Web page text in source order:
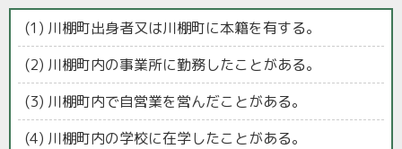
(1) 川棚町出身者又は川棚町に本籍を有する。
(2) 川棚町内の事業所に勤務したことがある。
(3) 川棚町内で自営業を営んだことがある。
(4) 川棚町内の学校に在学したことがある。